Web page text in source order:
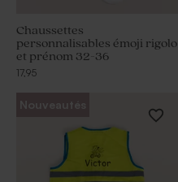
Chaussettes
personnalisables émoji rigolo
et prénom 32-36
17,95
Nouveautés